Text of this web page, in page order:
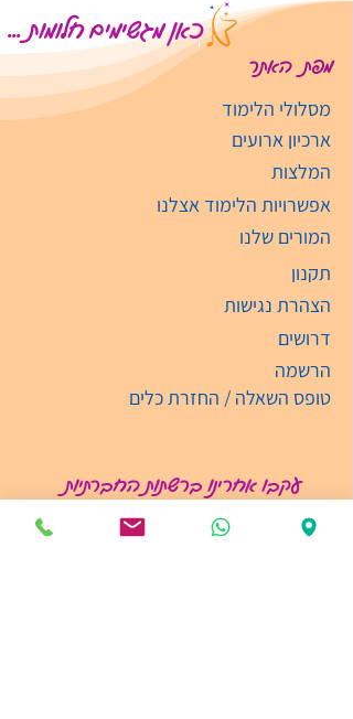
מפת האתר
כאן מגשימים חלומות ...
מסלולי הלימוד
ארכיון ארועים
המלצות
אפשרויות הלימוד אצלנו
המורים שלנו
תקנון
הצהרת נגישות
דרושים
הרשמה
טופס השאלה / החזרת כלים
עקבו אחרינו ברשתות החברתיות